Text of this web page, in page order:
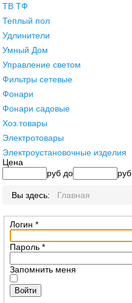
ТВ ТФ
Теплый пол
Удлинители
Умный Дом
Управление светом
Фильтры сетевые
Фонари
Фонари садовые
Хоз.товары
Электротовары
Электроустановочные изделия
Цена
руб до руб
Вы здесь: Главная
Логин *
Пароль *
Запомнить меня
Войти